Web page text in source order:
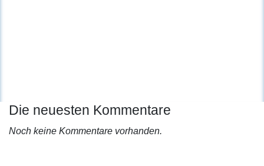
Die neuesten Kommentare
Noch keine Kommentare vorhanden.